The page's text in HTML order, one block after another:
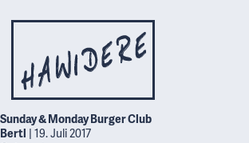
Sunday & Monday Burger Club
Bertl | 19. Juli 2017